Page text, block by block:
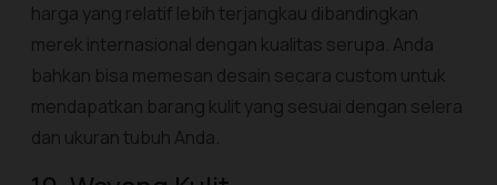
harga yang relatif lebih terjangkau dibandingkan
merek internasional dengan kualitas serupa. Anda
bahkan bisa memesan desain secara custom untuk
mendapatkan barang kulit yang sesuai dengan selera
dan ukuran tubuh Anda.